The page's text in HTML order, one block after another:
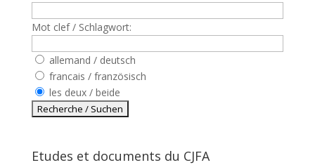
Mot clef / Schlagwort:
allemand / deutsch
francais / französisch
les deux / beide
Etudes et documents du CJFA